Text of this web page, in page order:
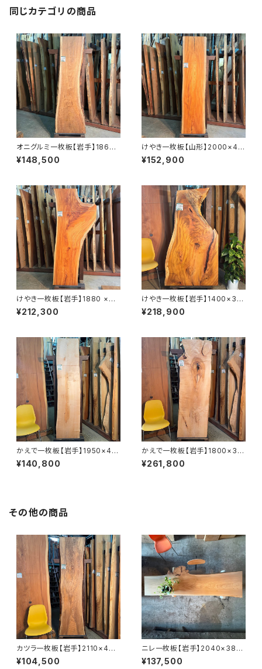
同じカテゴリの商品
オニグルミ一枚板【岩手】1860×
410~610×45㎜【オイル塗装
仕上げ済み】
¥148,500
けやき一枚板【山形】2000×44
0~480×58㎜【オイル塗装 仕
上げ済み】
¥152,900
けやき一枚板【岩手】1880 ×44
0~770×45㎜【オイル塗装 仕
上げ済み】
¥212,300
けやき一枚板【岩手】1400×30
0~780×45㎜【オイル塗装 仕
上げ済み】
¥218,900
かえで一枚板【岩手】1950×40
0~470×50㎜【オイル塗装 仕
上げ済み】
¥140,800
かえで一枚板【岩手】1800×33
0~600×43㎜【オイル塗装 仕
上げ済み】
¥261,800
その他の商品
カツラ一枚板【岩手】2110×440
~560×35㎜【オイル塗装 仕上
げ済み】
¥104,500
ニレ一枚板【岩手】2040×380
~610×47㎜【オイル塗装 仕上
げ済み】
¥137,500